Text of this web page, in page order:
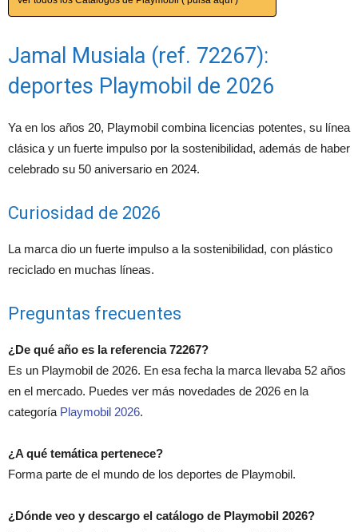
Jamal Musiala (ref. 72267):
deportes Playmobil de 2026
Ya en los años 20, Playmobil combina licencias potentes, su línea
clásica y un fuerte impulso por la sostenibilidad, además de haber
celebrado su 50 aniversario en 2024.
Curiosidad de 2026
La marca dio un fuerte impulso a la sostenibilidad, con plástico
reciclado en muchas líneas.
Preguntas frecuentes
¿De qué año es la referencia 72267?
Es un Playmobil de 2026. En esa fecha la marca llevaba 52 años
en el mercado. Puedes ver más novedades de 2026 en la
categoría Playmobil 2026.
¿A qué temática pertenece?
Forma parte de el mundo de los deportes de Playmobil.
¿Dónde veo y descargo el catálogo de Playmobil 2026?